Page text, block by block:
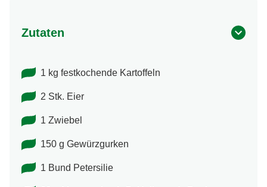
Zutaten
1 kg festkochende Kartoffeln
2 Stk. Eier
1 Zwiebel
150 g Gewürzgurken
1 Bund Petersilie